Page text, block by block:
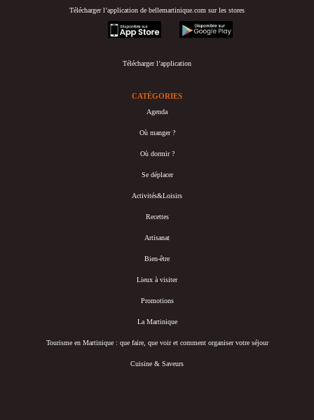
Télécharger l’application de bellemartinique.com sur les stores
appstore
googleplay
Télécharger l’application
CATÉGORIES
Agenda
Où manger ?
Où dormir ?
Se déplacer
Activités&Loisirs
Recettes
Artisanat
Bien-être
Lieux à visiter
Promotions
La Martinique
Tourisme en Martinique : que faire, que voir et comment organiser votre séjour
Cuisine & Saveurs